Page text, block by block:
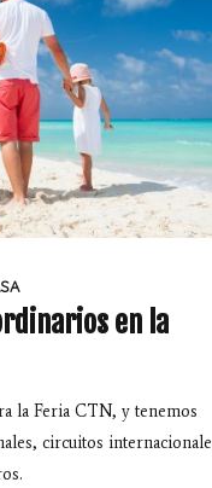
en la
la Feria CTN, y tenemos
circuitos